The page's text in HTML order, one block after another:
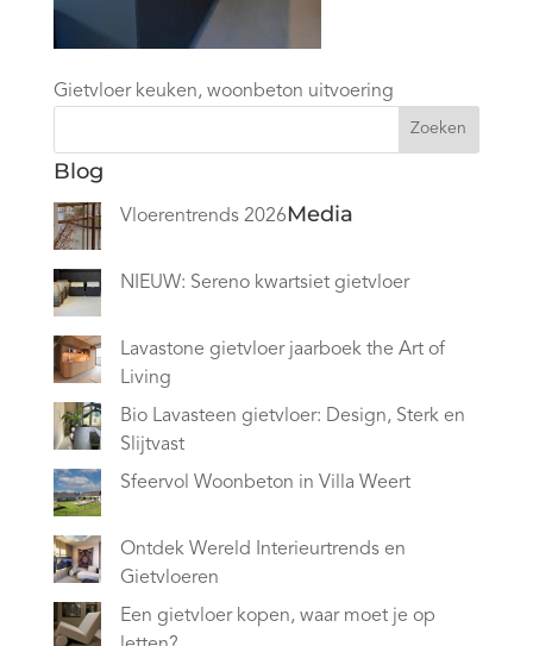
Gietvloer keuken, woonbeton uitvoering
Zoeken
Blog
Vloerentrends 2026
NIEUW: Sereno kwartsiet gietvloer
Lavastone gietvloer jaarboek the Art of
Living
Bio Lavasteen gietvloer: Design, Sterk en
Slijtvast
Sfeervol Woonbeton in Villa Weert
Ontdek Wereld Interieurtrends en
Gietvloeren
Een gietvloer kopen, waar moet je op
Media